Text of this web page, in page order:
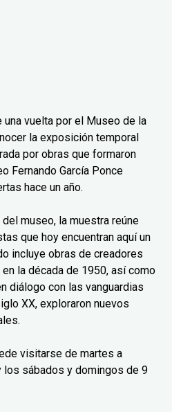
una vuelta por el Museo de la
la exposición temporal
por obras que formaron
Fernando García Ponce
hace un año.
museo, la muestra reúne
que hoy encuentran aquí un
incluye obras de creadores
la década de 1950, así como
diálogo con las vanguardias
XX, exploraron nuevos
visitarse de martes a
los sábados y domingos de 9